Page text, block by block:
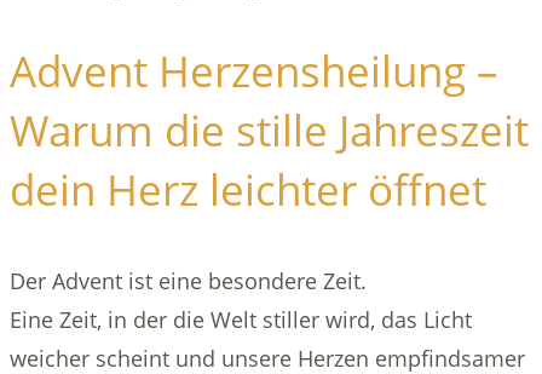
Advent Herzensheilung –
Warum die stille Jahreszeit
dein Herz leichter öffnet
Der Advent ist eine besondere Zeit.
Eine Zeit, in der die Welt stiller wird, das Licht
weicher scheint und unsere Herzen empfindsamer